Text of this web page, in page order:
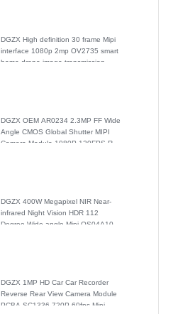
DGZX High definition 30 frame Mipi
interface 1080p 2mp OV2735 smart
home drone image transmission
DGZX OEM AR0234 2.3MP FF Wide
Angle CMOS Global Shutter MIPI
Camera Module 1080P 120FPS RGB
DGZX 400W Megapixel NIR Near-
infrared Night Vision HDR 112
Degree Wide-angle Mipi OS04A10
DGZX 1MP HD Car Car Recorder
Reverse Rear View Camera Module
PCBA SC1336 720P 60fps Mipi